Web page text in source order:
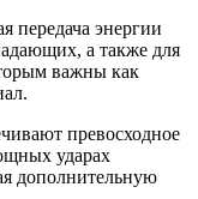
передача энергии
а также для
важны как
превосходное
ударах
дополнительную